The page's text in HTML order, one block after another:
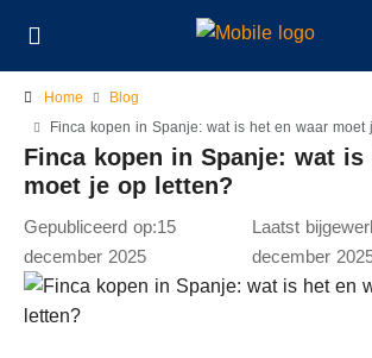
Home
Blog
Finca kopen in Spanje: wat is het en waar moet
Finca kopen in Spanje: wat is
moet je op letten?
Gepubliceerd op:15
december 2025
Laatst
december